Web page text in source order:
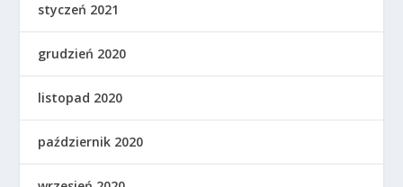
styczeń 2021
grudzień 2020
listopad 2020
październik 2020